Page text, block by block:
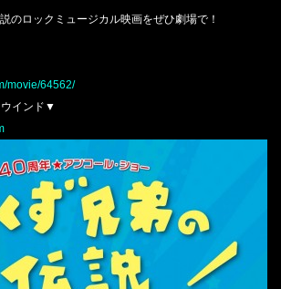
のロックミュージカル映画をぜひ劇場で！
movie/64562/
ウインド▼